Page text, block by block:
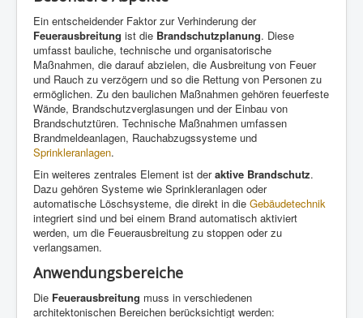
Ein entscheidender Faktor zur Verhinderung der
Feuerausbreitung ist die Brandschutzplanung. Diese
umfasst bauliche, technische und organisatorische
Maßnahmen, die darauf abzielen, die Ausbreitung von Feuer
und Rauch zu verzögern und so die Rettung von Personen zu
ermöglichen. Zu den baulichen Maßnahmen gehören feuerfeste
Wände, Brandschutzverglasungen und der Einbau von
Brandschutztüren. Technische Maßnahmen umfassen
Brandmeldeanlagen, Rauchabzugssysteme und
Sprinkleranlagen.
Ein weiteres zentrales Element ist deraktive Brandschutz.
Dazu gehören Systeme wie Sprinkleranlagen oder
automatische Löschsysteme, die direkt in die Gebäudetechnik
integriert sind und bei einem Brand automatisch aktiviert
werden, um die Feuerausbreitung zu stoppen oder zu
verlangsamen.
Anwendungsbereiche
Die Feuerausbreitung muss in verschiedenen
architektonischen Bereichen berücksichtigt werden: